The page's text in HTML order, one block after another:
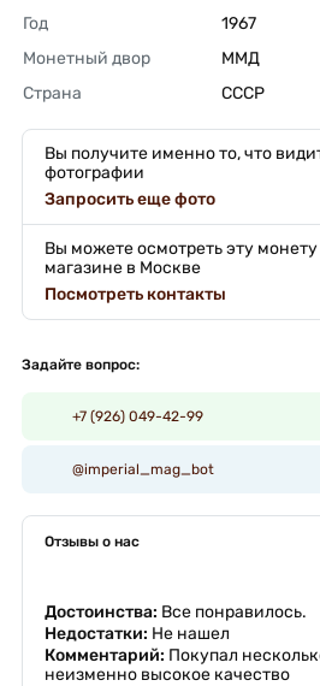
Год
1967
Монетный двор
ММД
Страна
СССР
Вы получите именно то, что
фотографии
Запросить еще фото
Вы можете осмотреть эту
магазине в Москве
Посмотреть контакты
Задайте вопрос:
+7 (926) 049-42-99
@imperial_mag_bot
Отзывы о нас
Достоинства: Все понравилось.
Недостатки: Не нашел
Комментарий: Покупал
неизменно высокое качество